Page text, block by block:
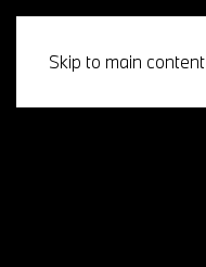
Skip to main content